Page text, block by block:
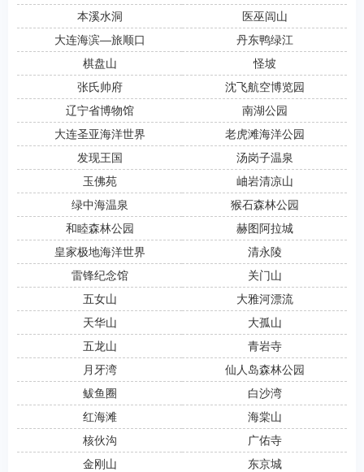
本溪水洞
医巫闾山
大连海滨―旅顺口
丹东鸭绿江
棋盘山
怪坡
张氏帅府
沈飞航空博览园
辽宁省博物馆
南湖公园
大连圣亚海洋世界
老虎滩海洋公园
发现王国
汤岗子温泉
玉佛苑
岫岩清凉山
绿中海温泉
猴石森林公园
和睦森林公园
赫图阿拉城
皇家极地海洋世界
清永陵
雷锋纪念馆
关门山
五女山
大雅河漂流
天华山
大孤山
五龙山
青岩寺
月牙湾
仙人岛森林公园
鲅鱼圈
白沙湾
红海滩
海棠山
核伙沟
广佑寺
金刚山
东京城